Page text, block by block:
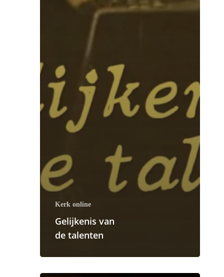
Kerk online
Gelijkenis van
de talenten